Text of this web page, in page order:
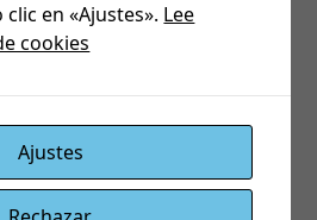
pasos, ya tendríamos nuestra
para trasmitir por el
en «Ajustes». Lee
cookies
Ajustes